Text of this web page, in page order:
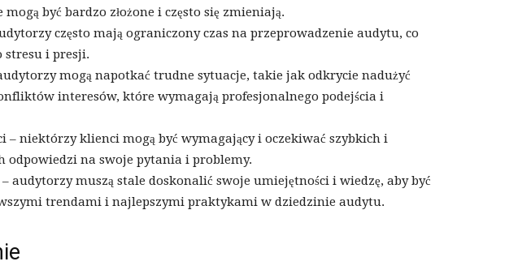
być bardzo złożone i często się zmieniają.
często mają ograniczony czas na przeprowadzenie audytu, co
stresu i presji.
mogą napotkać trudne sytuacje, takie jak odkrycie nadużyć
interesów, które wymagają profesjonalnego podejścia i
– niektórzy klienci mogą być wymagający i oczekiwać szybkich i
odpowiedzi na swoje pytania i problemy.
– audytorzy muszą stale doskonalić swoje umiejętności i wiedzę, aby być
trendami i najlepszymi praktykami w dziedzinie audytu.